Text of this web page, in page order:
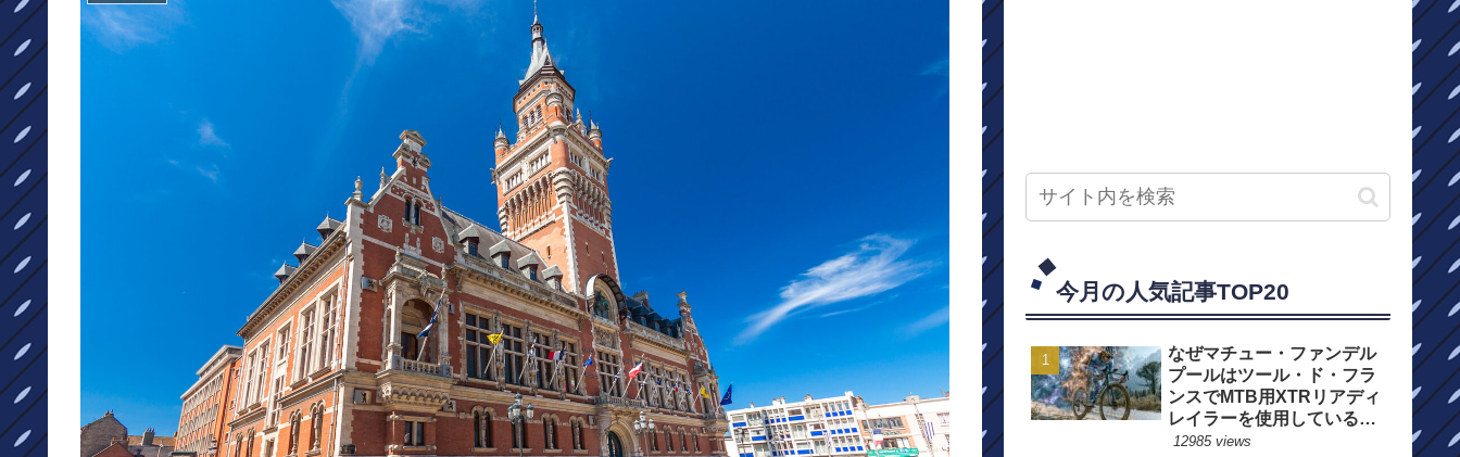
今月の人気記事TOP20
なぜマチュー・ファンデル
プールはツール・ド・フラ
ンスでMTB用XTRリアディ
レイラーを使用しているの
か？
12985 views